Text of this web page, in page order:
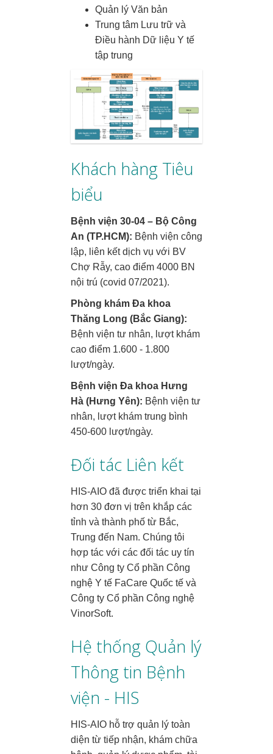
Quản lý Văn bản
Trung tâm Lưu trữ và
Điều hành Dữ liệu Y tế
tập trung
Khách hàng Tiêu
biểu
Bệnh viện 30-04 – Bộ Công
An (TP.HCM): Bệnh viện công
lập, liên kết dịch vụ với BV
Chợ Rẫy, cao điểm 4000 BN
nội trú (covid 07/2021).
Phòng khám Đa khoa
Thăng Long (Bắc Giang):
Bệnh viện tư nhân, lượt khám
cao điểm 1.600 - 1.800
lượt/ngày.
Bệnh viện Đa khoa Hưng
Hà (Hưng Yên): Bệnh viện tư
nhân, lượt khám trung bình
450-600 lượt/ngày.
Đối tác Liên kết
HIS-AIO đã được triển khai tại
hơn 30 đơn vị trên khắp các
tỉnh và thành phố từ Bắc,
Trung đến Nam. Chúng tôi
hợp tác với các đối tác uy tín
như Công ty Cổ phần Công
nghệ Y tế FaCare Quốc tế và
Công ty Cổ phần Công nghệ
VinorSoft.
Hệ thống Quản lý
Thông tin Bệnh
viện - HIS
HIS-AIO hỗ trợ quản lý toàn
diện từ tiếp nhận, khám chữa